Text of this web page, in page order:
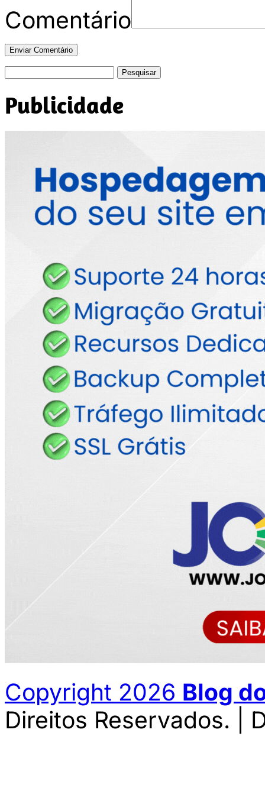
Comentário
Publicidade
Copyright 2026 Blog
Direitos Reservados. |